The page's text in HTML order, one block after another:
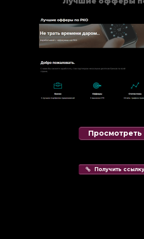
Просмотреть
Получить ссылку